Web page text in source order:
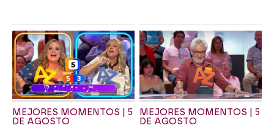
MEJORES MOMENTOS | 5
DE AGOSTO
MEJORES MOMENTOS | 5
DE AGOSTO